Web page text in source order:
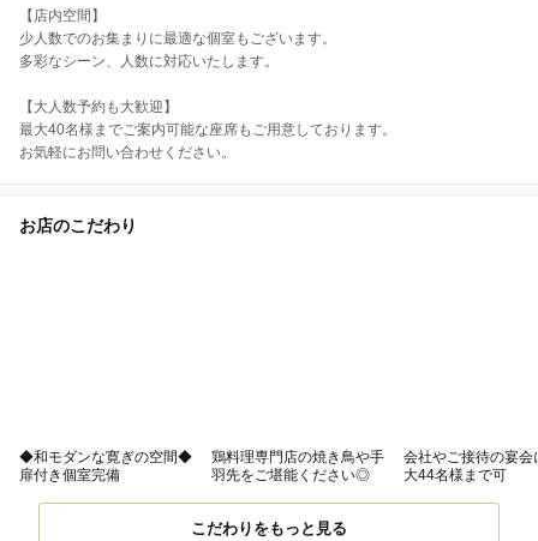
【店内空間】
少人数でのお集まりに最適な個室もございます。
多彩なシーン、人数に対応いたします。
【大人数予約も大歓迎】
最大40名様までご案内可能な座席もご用意しております。
お気軽にお問い合わせください。
お店のこだわり
◆和モダンな寛ぎの空間◆
扉付き個室完備
鶏料理専門店の焼き鳥や手
羽先をご堪能ください◎
会社やご接待の宴会
大44名様まで可
こだわりをもっと見る